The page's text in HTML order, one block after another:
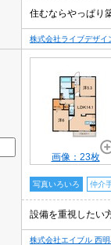
住むならやっぱり
株式会社ライブデザイ
画像：23枚
写真いろいろ 仲介
設備を重視したい
株式会社エイブル 西